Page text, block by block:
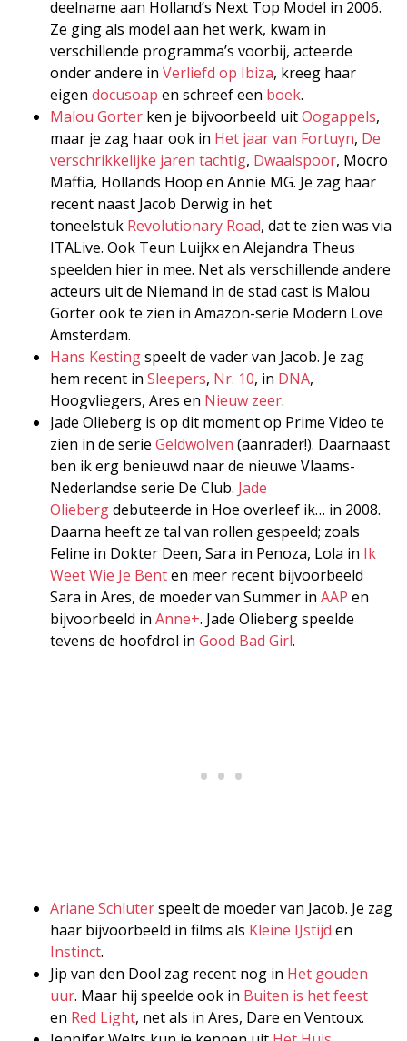
deelname aan Holland’s Next Top Model in 2006.
Ze ging als model aan het werk, kwam in
verschillende programma’s voorbij, acteerde
onder andere in Verliefd op Ibiza, kreeg haar
eigen docusoap en schreef een boek.
Malou Gorter ken je bijvoorbeeld uitOogappels,
maar je zag haar ook in Het jaar van Fortuyn, De
verschrikkelijke jaren tachtig, Dwaalspoor, Mocro
Maffia, Hollands Hoop en Annie MG. Je zag haar
recent naast Jacob Derwig in het
toneelstuk Revolutionary Road, dat te zien was via
ITALive. Ook Teun Luijkx en Alejandra Theus
speelden hier in mee. Net als verschillende andere
acteurs uit de Niemand in de stad cast is Malou
Gorter ook te zien in Amazon-serie Modern Love
Amsterdam.
Hans Kestingspeelt de vader van Jacob. Je zag
hem recent in Sleepers, Nr. 10, in DNA,
Hoogvliegers, Ares en Nieuw zeer.
Jade Olieberg is op dit moment op Prime Video te
zien in de serie Geldwolven (aanrader!). Daarnaast
ben ik erg benieuwd naar de nieuwe Vlaams-
Nederlandse serie De Club. Jade
Oliebergdebuteerde in Hoe overleef ik… in 2008.
Daarna heeft ze tal van rollen gespeeld; zoals
Feline in Dokter Deen, Sara in Penoza, Lola in Ik
Weet Wie Je Benten meer recent bijvoorbeeld
Sara in Ares, de moeder van Summer in AAP en
bijvoorbeeld in Anne+. Jade Olieberg speelde
tevens de hoofdrol in Good Bad Girl.
Ariane Schluterspeelt de moeder van Jacob. Je zag
haar bijvoorbeeld in films als Kleine IJstijd en
Instinct.
Jip van den Dool zag recent nog in Het gouden
uur. Maar hij speelde ook in Buiten is het feest
en Red Light, net als in Ares, Dare en Ventoux.